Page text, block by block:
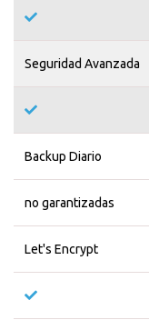
Seguridad Avanzada
Backup Diario
no garantizadas
Let's Encrypt